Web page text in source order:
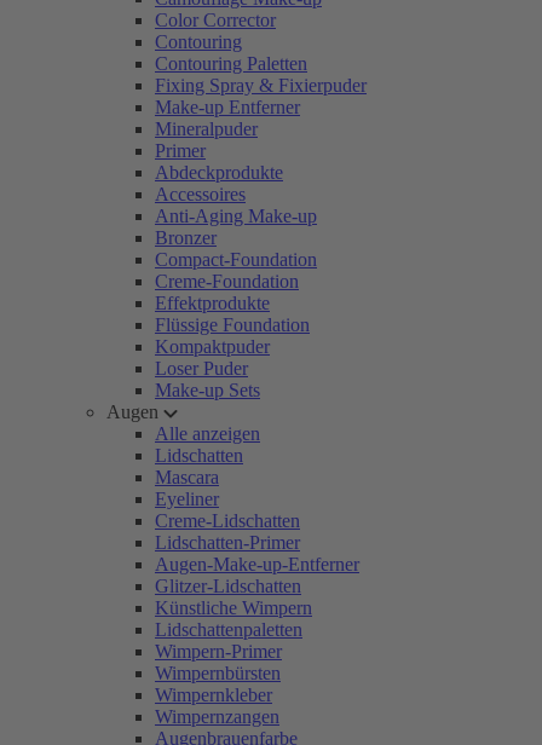
Color Corrector
Contouring
Contouring Paletten
Fixing Spray & Fixierpuder
Make-up Entferner
Mineralpuder
Primer
Abdeckprodukte
Accessoires
Anti-Aging Make-up
Bronzer
Compact-Foundation
Creme-Foundation
Effektprodukte
Flüssige Foundation
Kompaktpuder
Loser Puder
Make-up Sets
Augen
Alle anzeigen
Lidschatten
Mascara
Eyeliner
Creme-Lidschatten
Lidschatten-Primer
Augen-Make-up-Entferner
Glitzer-Lidschatten
Künstliche Wimpern
Lidschattenpaletten
Wimpern-Primer
Wimpernbürsten
Wimpernkleber
Wimpernzangen
Augenbrauenfarbe